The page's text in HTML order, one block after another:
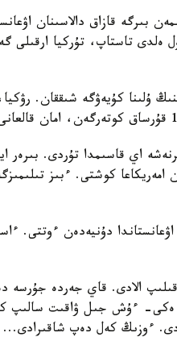
ەلدى تاستاپ، تۇركيا ارقىلى
ۇلىنا كۇيەۋگە شىققان.
اي قاسىمدا تۇردى. بىرەر
امەريكاعا كوشتى. ءبىز
اۋعانستاندا دۇنيەدەن ءوتتى.
قىلىپ الادى. قاي جەردە
ەكى- ءۇش جىل ۋاقىت سالىپ
ءوزىڭ كەل دەپ